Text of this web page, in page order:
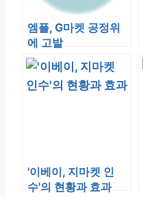
엠플, G마켓 공정위
에 고발
'이베이, 지마켓 인
수'의 현황과 효과